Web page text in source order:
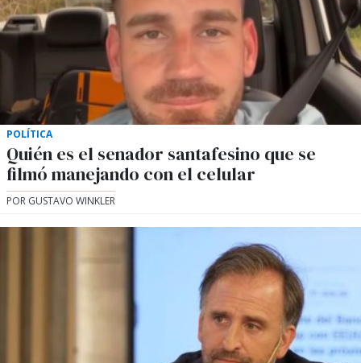
POLÍTICA
Quién es el senador santafesino que se
filmó manejando con el celular
POR GUSTAVO WINKLER